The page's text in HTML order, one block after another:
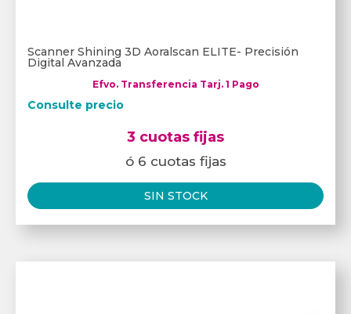
Scanner Shining 3D Aoralscan ELITE- Precisión
Digital Avanzada
Efvo. Transferencia Tarj. 1 Pago
Consulte precio
3 cuotas fijas
ó 6 cuotas fijas
SIN STOCK